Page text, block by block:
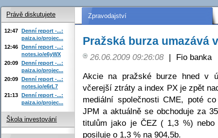
Zpravodajství
Pražská burza umazává
26.06.2009 09:26:08 |
Fio banka
Akcie na pražské burze hned v
včerejší ztráty a index PX je zpět
mediální společnosti CME, poté
JPM a aktuálně se obchoduje za
titulům jako je ČEZ ( 1,3 %)
posiluje o 1,3 % na 904,5b.
Právě diskutujete
12:47 Denní report -...:
paiza.io/projec...
12:46 Denní report -...:
notes.io/e6yWX
20:09 Denní report -...:
paiza.io/projec...
20:09 Denní report -...:
notes.io/e6rL7
21:13 Denní report -...:
paiza.io/projec...
Škola investování